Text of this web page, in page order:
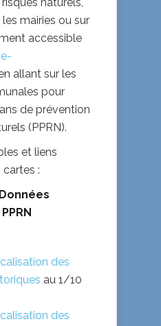
mairies ou sur
accessible
allant sur les
pour
de prévention
(PPRN).
et liens
:
des
au 1/10
des